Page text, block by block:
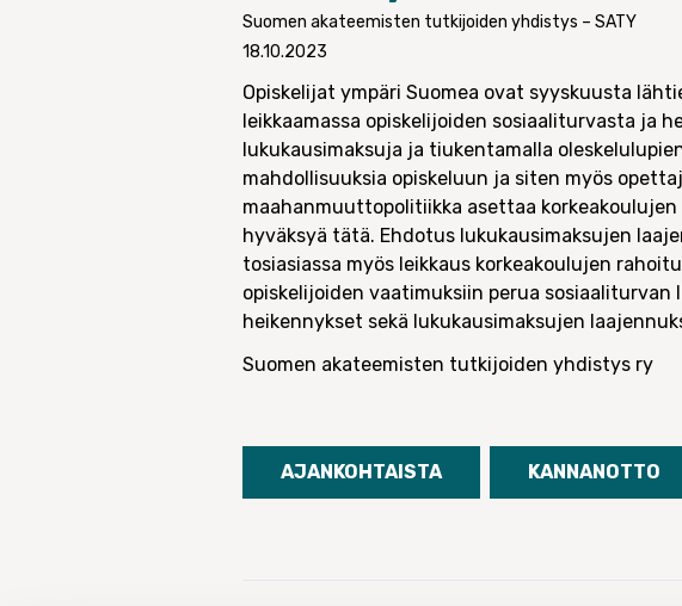
Suomen akateemisten tutkijoiden yhdistys – SATY
18.10.2023
Opiskelijat ympäri Suomea ovat syyskuusta
leikkaamassa opiskelijoiden sosiaaliturvasta ja
lukukausimaksuja ja tiukentamalla
mahdollisuuksia opiskeluun ja siten myös
maahanmuuttopolitiikka asettaa
hyväksyä tätä. Ehdotus lukukausimaksujen
tosiasiassa myös leikkaus korkeakoulujen
opiskelijoiden vaatimuksiin perua
heikennykset sekä lukukausimaksujen
Suomen akateemisten tutkijoiden yhdistys ry
AJANKOHTAISTA KANNANOTTO